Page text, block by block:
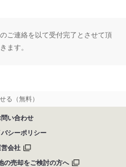
ご連絡を以て受付完了とさせて頂
きます。
る（無料）
問い合わせ
シーポリシー
会社
の売却をご検討の方へ